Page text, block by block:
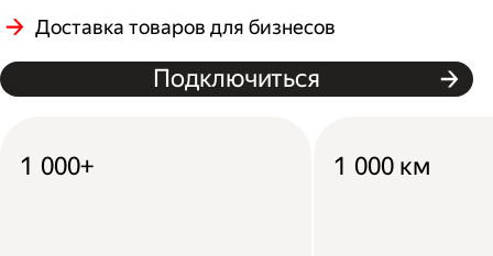
Доставка товаров для бизнесов
Подключиться
1 000+ 1 000 км